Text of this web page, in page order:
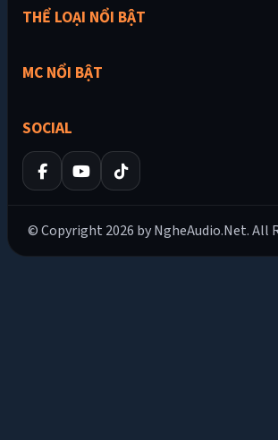
THỂ LOẠI NỔI BẬT
MC NỔI BẬT
SOCIAL
© Copyright 2026 by NgheAudio.Net. All